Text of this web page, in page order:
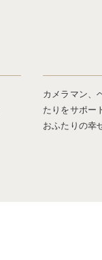
カメラマン、
たりをサポー
おふたりの幸